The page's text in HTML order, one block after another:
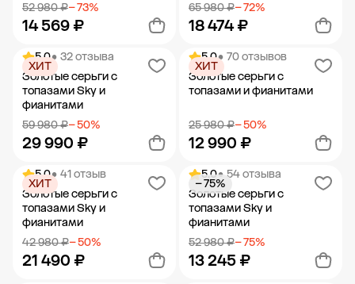
52 980 ₽− 73%
14 569 ₽
Добавить в корзину
65 980 ₽− 72%
18 474 ₽
Добавить в корзину
5.0• 32 отзыва
Золотые серьги с
топазами Sky и
фианитами
59 980 ₽− 50%
29 990 ₽
ХИТ
Добавить в корзину
5.0• 70 отзывов
Золотые серьги с
топазами и фианитами
25 980 ₽− 50%
12 990 ₽
ХИТ
Добавить в корзину
5.0• 41 отзыв
Золотые серьги с
топазами Sky и
фианитами
42 980 ₽− 50%
21 490 ₽
ХИТ
5.0• 54 отзыва
Золотые серьги с
топазами Sky и
фианитами
52 980 ₽− 75%
13 245 ₽
− 75%